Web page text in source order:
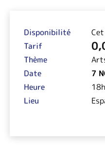
Disponibilité
Tarif
Thème
Date
7
Heure
Lieu